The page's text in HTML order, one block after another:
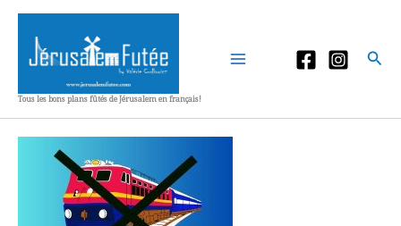
Aller
contenu
Tous les bons plans fûtés de Jérusalem en français!